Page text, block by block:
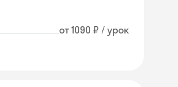
от 1090 ₽ / урок